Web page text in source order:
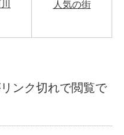
人気の街
ンク切れで閲覧で